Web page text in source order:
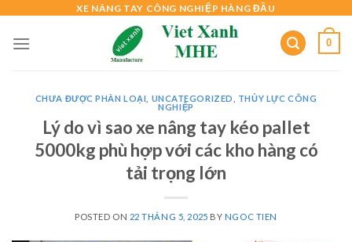
content
XE NÂNG TAY CÔNG NGHIỆP HÀNG ĐẦU
0
CHƯA ĐƯỢC PHÂN LOẠI UNCATEGORIZED
THỦY LỰC CÔNG
NGHIỆP
Lý do vì sao xe nâng tay kéo pallet
5000kg phù hợp với các kho hàng có
tải trọng lớn
POSTED ON 22 THÁNG 5, 2025 BY NGOC TIEN